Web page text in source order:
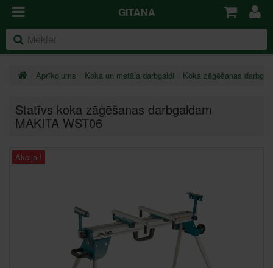
GITANA
Aprīkojums Koka un metāla darbgaldi Koka zāģēšanas
Statīvs koka zāģēšanas darbgaldam
MAKITA WST06
Akcija !